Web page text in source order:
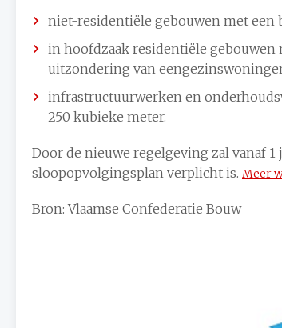
niet-residentiële gebouwen met een
in hoofdzaak residentiële gebouwen
uitzondering van
infrastructuurwerken en
250 kubieke meter.
Door de nieuwe regelgeving zal vanaf
sloopopvolgingsplan verplicht is. Meer
Bron: Vlaamse Confederatie Bouw